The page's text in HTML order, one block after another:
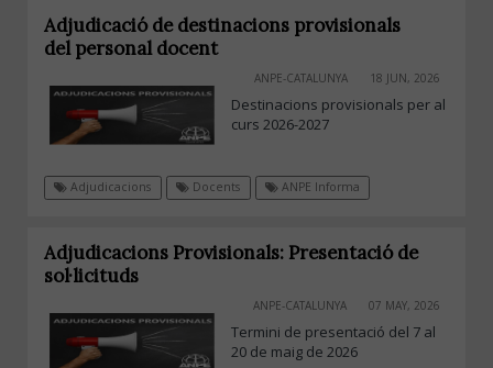
Adjudicació de destinacions provisionals
del personal docent
ANPE-CATALUNYA 18 JUN, 2026
Destinacions provisionals per al
curs 2026-2027
Adjudicacions Docents ANPE Informa
Adjudicacions Provisionals: Presentació de
sol·licituds
ANPE-CATALUNYA 07 MAY, 2026
Termini de presentació del 7 al
20 de maig de 2026